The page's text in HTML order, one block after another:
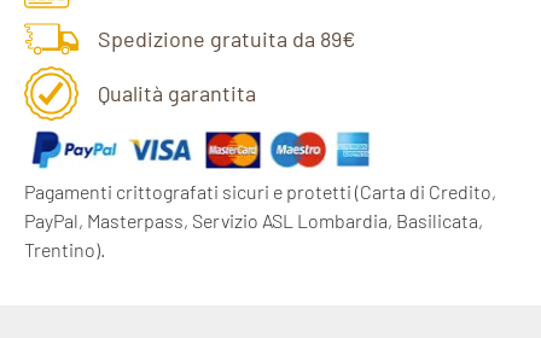
Spedizione gratuita da 89€
Qualità garantita
Pagamenti crittografati sicuri e protetti (Carta di Credito,
PayPal, Masterpass, Servizio ASL Lombardia, Basilicata,
Trentino).